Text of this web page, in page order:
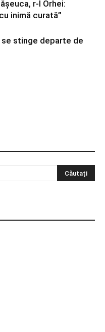
r-l Orhei:
inimă curată”
stinge departe de